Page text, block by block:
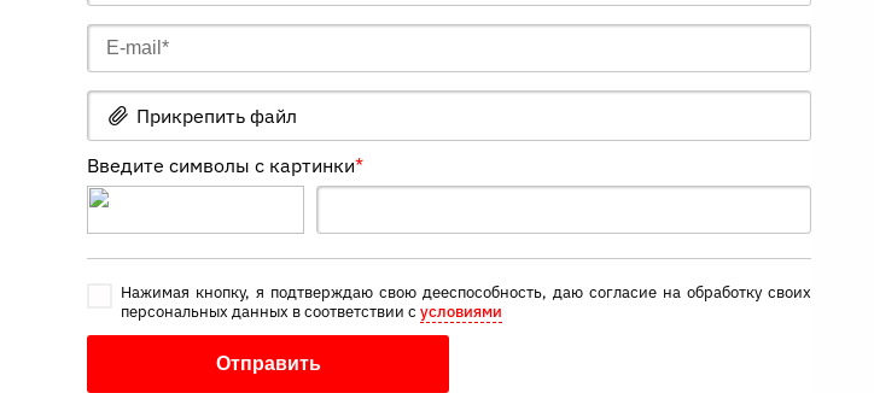
Прикрепить файл
Введите символы с картинки*
Нажимая кнопку, я подтверждаю свою дееспособность, даю согласие на обработку своих
персональных данных в соответствии с условиями